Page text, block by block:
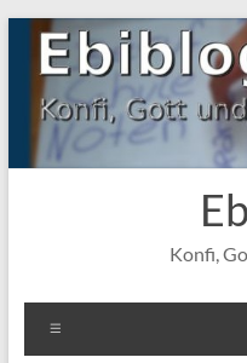
Zum
Inhalt
springen
Konfi,